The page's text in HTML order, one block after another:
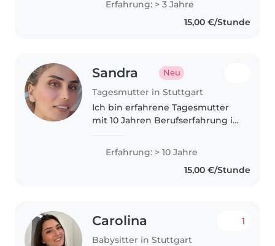
gearbeitet und habe auch
Erfahrung mit meinen Nichten
Erfahrung: > 3 Jahre
15,00 €/Stunde
Sandra Neu
Tagesmutter in Stuttgart
Ich bin erfahrene Tagesmutter
mit 10 Jahren Berufserfahrung in
und Babys. Ich bringe Geduld,
Ruhe und Freundlichkeit mit
und spreche Deutsch, Englisch..
Erfahrung: > 10 Jahre
15,00 €/Stunde
Carolina
Babysitter in Stuttgart
1